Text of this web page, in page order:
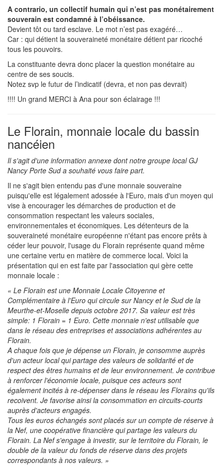
A contrario, un collectif humain qui n’est pas monétairement
souverain est condamné à l’obéissance.
Devient tôt ou tard esclave. Le mot n’est pas exagéré…
Car : qui détient la souveraineté monétaire détient par ricoché
tous les pouvoirs.
La constituante devra donc placer la question monétaire au
centre de ses soucis.
Notez svp le futur de l’indicatif (devra, et non pas devrait)
!!!! Un grand MERCI à Ana pour son éclairage !!!
Le Florain, monnaie locale du bassin
nancéien
Il s'agit d'une information annexe dont notre groupe local GJ
Nancy Porte Sud a souhaité vous faire part.
Il ne s'agit bien entendu pas d'une monnaie souveraine
puisqu'elle est légalement adossée à l'Euro, mais d'un moyen qui
vise à encourager les démarches de production et de
consommation respectant les valeurs sociales,
environnementales et économiques. Les détenteurs de la
souveraineté monétaire européenne n'étant pas encore prêts à
céder leur pouvoir, l'usage du Florain représente quand même
une certaine vertu en matière de commerce local. Voici la
présentation qui en est faite par l'association qui gère cette
monnaie locale :
« Le Florain est une Monnaie Locale Citoyenne et
Complémentaire à l'Euro qui circule sur Nancy et le Sud de la
Meurthe-et-Moselle depuis octobre 2017. Sa valeur est très
simple: 1 Florain = 1 Euro. Cette monnaie n'est utilisable que
dans le réseau des entreprises et associations adhérentes au
Florain.
A chaque fois que je dépense un Florain, je consomme auprès
d'un acteur local qui partage des valeurs de solidarité et de
respect des êtres humains et de leur environnement. Je contribue
à renforcer l'économie locale, puisque ces acteurs sont
également incités à re-dépenser dans le réseau les Florains qu'ils
recoivent. Je favorise ainsi la consommation en circuits-courts
auprès d'acteurs engagés.
Tous les euros échangés sont placés sur un compte de réserve à
la Nef, une coopérative financière qui partage les valeurs du
Florain. La Nef s'engage à investir, sur le territoire du Florain, le
double de la valeur du fonds de réserve dans des projets
correspondants à nos valeurs. »